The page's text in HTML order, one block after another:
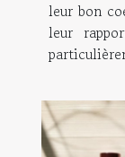
leur bon
leur